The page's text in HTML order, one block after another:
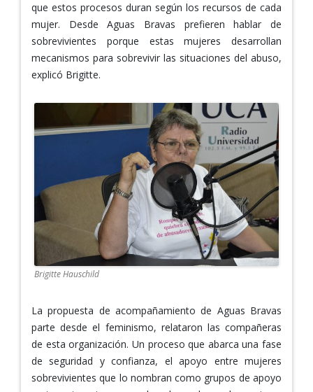
que estos procesos duran según los recursos de cada
mujer. Desde Aguas Bravas prefieren hablar de
sobrevivientes porque estas mujeres desarrollan
mecanismos para sobrevivir las situaciones del abuso,
explicó Brigitte.
Brigitte Hauschild
La propuesta de acompañamiento de Aguas Bravas
parte desde el feminismo, relataron las compañeras
de esta organización. Un proceso que abarca una fase
de seguridad y confianza, el apoyo entre mujeres
sobrevivientes que lo nombran como grupos de apoyo